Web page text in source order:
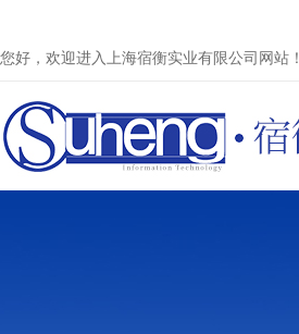
您好，欢迎进入上海宿衡实业有限公司网站！